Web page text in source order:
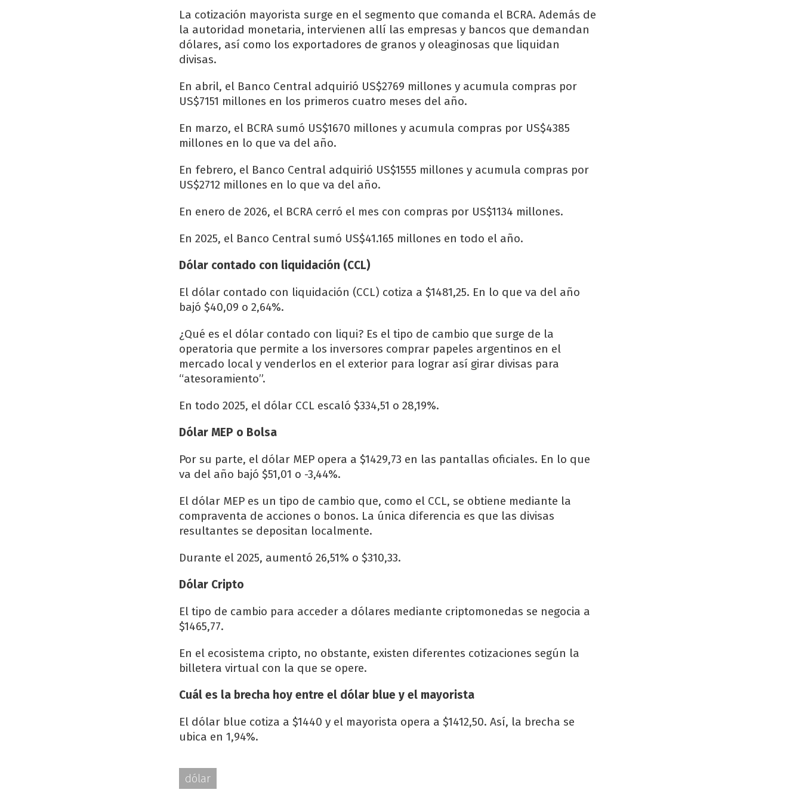
La cotización mayorista surge en el segmento que comanda el BCRA. Además de
la autoridad monetaria, intervienen allí las empresas y bancos que demandan
dólares, así como los exportadores de granos y oleaginosas que liquidan
divisas.
En abril, el Banco Central adquirió US$2769 millones y acumula compras por
US$7151 millones en los primeros cuatro meses del año.
En marzo, el BCRA sumó US$1670 millones y acumula compras por US$4385
millones en lo que va del año.
En febrero, el Banco Central adquirió US$1555 millones y acumula compras por
US$2712 millones en lo que va del año.
En enero de 2026, el BCRA cerró el mes con compras por US$1134 millones.
En 2025, el Banco Central sumó US$41.165 millones en todo el año.
Dólar contado con liquidación (CCL)
El dólar contado con liquidación (CCL) cotiza a $1481,25. En lo que va del año
bajó $40,09 o 2,64%.
¿Qué es el dólar contado con liqui? Es el tipo de cambio que surge de la
operatoria que permite a los inversores comprar papeles argentinos en el
mercado local y venderlos en el exterior para lograr así girar divisas para
“atesoramiento”.
En todo 2025, el dólar CCL escaló $334,51 o 28,19%.
Dólar MEP o Bolsa
Por su parte, el dólar MEP opera a $1429,73 en las pantallas oficiales. En lo que
va del año bajó $51,01 o -3,44%.
El dólar MEP es un tipo de cambio que, como el CCL, se obtiene mediante la
compraventa de acciones o bonos. La única diferencia es que las divisas
resultantes se depositan localmente.
Durante el 2025, aumentó 26,51% o $310,33.
Dólar Cripto
El tipo de cambio para acceder a dólares mediante criptomonedas se negocia a
$1465,77.
En el ecosistema cripto, no obstante, existen diferentes cotizaciones según la
billetera virtual con la que se opere.
Cuál es la brecha hoy entre el dólar blue y el mayorista
El dólar blue cotiza a $1440 y el mayorista opera a $1412,50. Así, la brecha se
ubica en 1,94%.
dólar